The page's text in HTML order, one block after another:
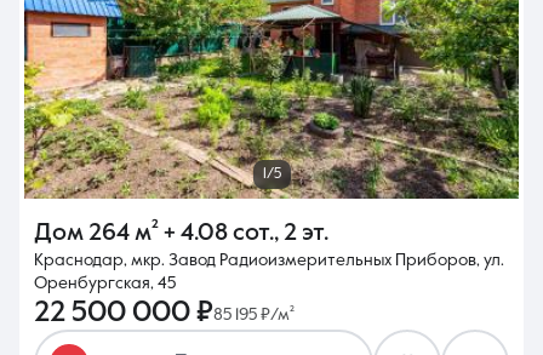
1/5
Дом 264 м² + 4.08 сот., 2 эт.
Краснодар, мкр. Завод Радиоизмерительных Приборов, ул.
Оренбургская, 45
22 500 000 ₽85 195 ₽/м²